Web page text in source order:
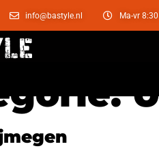
info@bastyle.nl Ma-vr